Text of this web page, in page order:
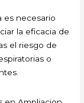
es necesario
la eficacia de
el riesgo de
o